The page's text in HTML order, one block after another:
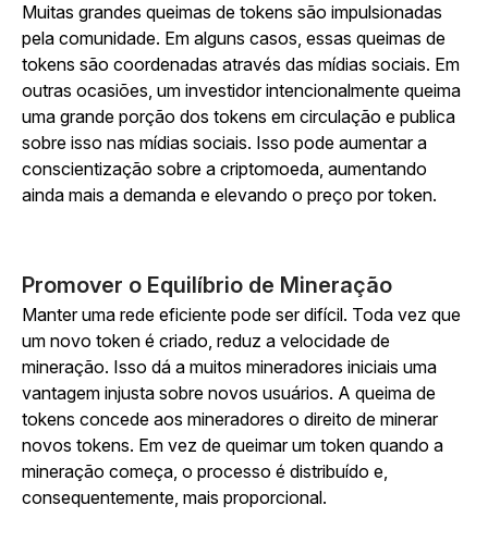
Muitas grandes queimas de tokens são impulsionadas
pela comunidade. Em alguns casos, essas queimas de
tokens são coordenadas através das mídias sociais. Em
outras ocasiões, um investidor intencionalmente queima
uma grande porção dos tokens em circulação e publica
sobre isso nas mídias sociais. Isso pode aumentar a
conscientização sobre a criptomoeda, aumentando
ainda mais a demanda e elevando o preço por token.
Promover o Equilíbrio de Mineração
Manter uma rede eficiente pode ser difícil. Toda vez que
um novo token é criado, reduz a velocidade de
mineração. Isso dá a muitos mineradores iniciais uma
vantagem injusta sobre novos usuários. A queima de
tokens concede aos mineradores o direito de minerar
novos tokens. Em vez de queimar um token quando a
mineração começa, o processo é distribuído e,
consequentemente, mais proporcional.